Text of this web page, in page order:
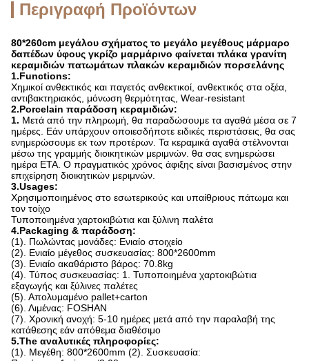
Περιγραφή Προϊόντων
80*260cm μεγάλου σχήματος το μεγάλο μεγέθους μάρμαρο
δαπέδων ύφους γκρίζο μαρμάρινο φαίνεται πλάκα γρανίτη
κεραμιδιών πατωμάτων πλακών κεραμιδιών πορσελάνης
1.Functions:
Χημικοί ανθεκτικός και παγετός ανθεκτικοί, ανθεκτικός στα οξέα,
αντιβακτηριακός, μόνωση θερμότητας, Wear-resistant
2.Porcelain παράδοση κεραμιδιών:
1. Μετά από την πληρωμή, θα παραδώσουμε τα αγαθά μέσα σε 7
ημέρες. Εάν υπάρχουν οποιεσδήποτε ειδικές περιστάσεις, θα σας
ενημερώσουμε εκ των προτέρων. Τα κεραμικά αγαθά στέλνονται
μέσω της γραμμής διοικητικών μεριμνών. θα σας ενημερώσει
ημέρα ETA. Ο πραγματικός χρόνος άφιξης είναι βασισμένος στην
επιχείρηση διοικητικών μεριμνών.
3.Usages:
Χρησιμοποιημένος στο εσωτερικούς και υπαίθριους πάτωμα και
τον τοίχο
Τυποποιημένα χαρτοκιβώτια και ξύλινη παλέτα
4.Packaging & παράδοση:
(1). Πωλώντας μονάδες: Ενιαίο στοιχείο
(2). Ενιαίο μέγεθος συσκευασίας: 800*2600mm
(3). Ενιαίο ακαθάριστο βάρος: 70.8kg
(4). Τύπος συσκευασίας: 1. Τυποποιημένα χαρτοκιβώτια
εξαγωγής και ξύλινες παλέτες
(5). Απολυμαμένο pallet+carton
(6). Λιμένας: FOSHAN
(7). Χρονική ανοχή: 5-10 ημέρες μετά από την παραλαβή της
κατάθεσης εάν απόθεμα διαθέσιμο
5.The αναλυτικές πληροφορίες:
(1). Μεγέθη: 800*2600mm (2). Συσκευασία: